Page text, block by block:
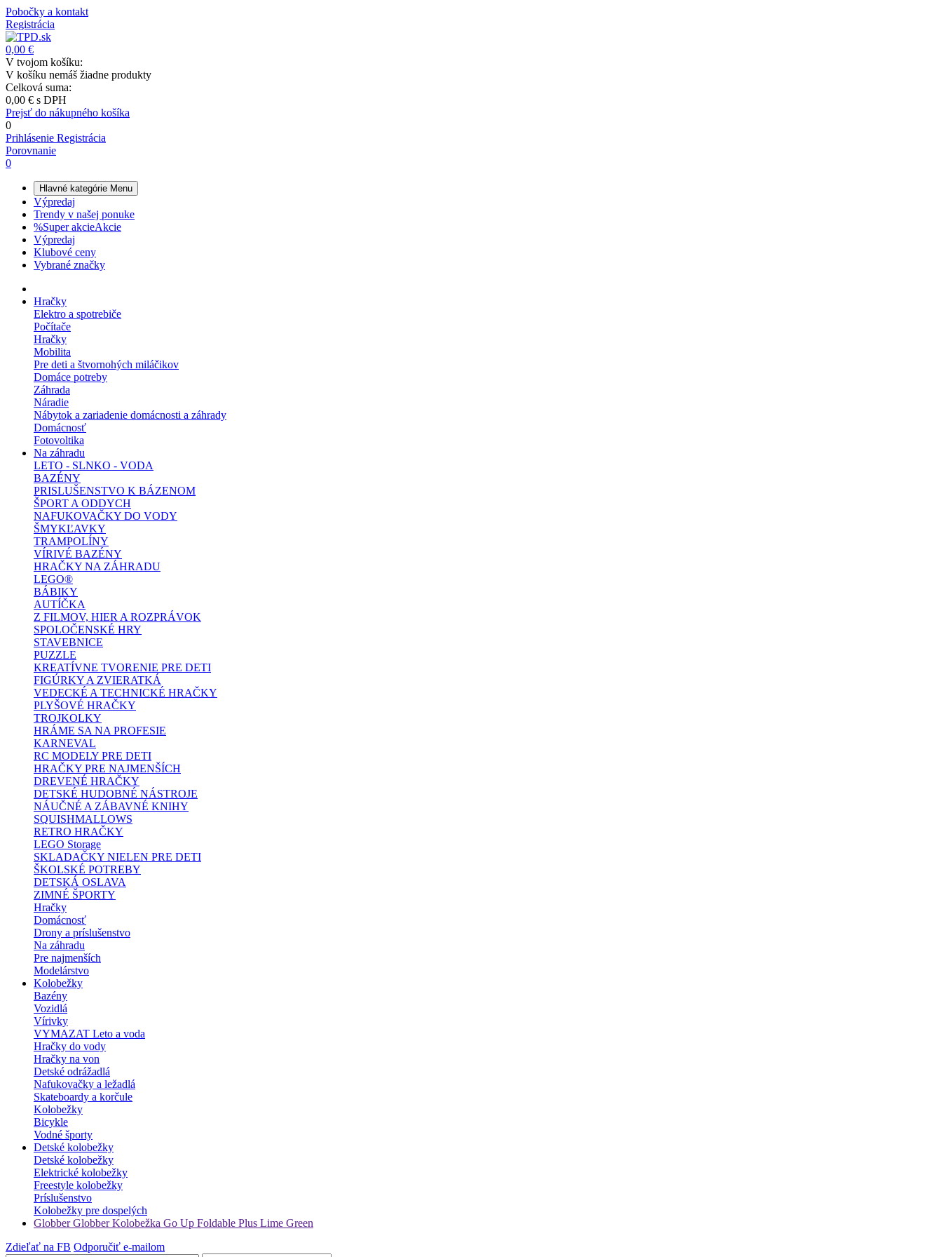
Pobočky a kontakt
Registrácia
0,00 €
V tvojom košíku:
V košíku nemáš žiadne produkty
Celková suma:
0,00 € s DPH
Prejsť do nákupného košíka
0
Prihlásenie Registrácia
Porovnanie
0
Hlavné kategórie Menu
Výpredaj
Trendy v našej ponuke
%Super akcieAkcie
Výpredaj
Klubové ceny
Vybrané značky
Hračky
Elektro a spotrebiče
Počítače
Hračky
Mobilita
Pre deti a štvornohých miláčikov
Domáce potreby
Záhrada
Náradie
Nábytok a zariadenie domácnosti a záhrady
Domácnosť
Fotovoltika
Na záhradu
LETO - SLNKO - VODA
BAZÉNY
PRISLUŠENSTVO K BÁZENOM
ŠPORT A ODDYCH
NAFUKOVAČKY DO VODY
ŠMYKĽAVKY
TRAMPOLÍNY
VÍRIVÉ BAZÉNY
HRAČKY NA ZÁHRADU
LEGO®
BÁBIKY
AUTÍČKA
Z FILMOV, HIER A ROZPRÁVOK
SPOLOČENSKÉ HRY
STAVEBNICE
PUZZLE
KREATÍVNE TVORENIE PRE DETI
FIGÚRKY A ZVIERATKÁ
VEDECKÉ A TECHNICKÉ HRAČKY
PLYŠOVÉ HRAČKY
TROJKOLKY
HRÁME SA NA PROFESIE
KARNEVAL
RC MODELY PRE DETI
HRAČKY PRE NAJMENŠÍCH
DREVENÉ HRAČKY
DETSKÉ HUDOBNÉ NÁSTROJE
NÁUČNÉ A ZÁBAVNÉ KNIHY
SQUISHMALLOWS
RETRO HRAČKY
LEGO Storage
SKLADAČKY NIELEN PRE DETI
ŠKOLSKÉ POTREBY
DETSKÁ OSLAVA
ZIMNÉ ŠPORTY
Hračky
Domácnosť
Drony a príslušenstvo
Na záhradu
Pre najmenších
Modelárstvo
Kolobežky
Bazény
Vozidlá
Vírivky
VYMAZAT Leto a voda
Hračky do vody
Hračky na von
Detské odrážadlá
Nafukovačky a ležadlá
Skateboardy a korčule
Kolobežky
Bicykle
Vodné športy
Detské kolobežky
Detské kolobežky
Elektrické kolobežky
Freestyle kolobežky
Príslušenstvo
Kolobežky pre dospelých
Globber Globber Kolobežka Go Up Foldable Plus Lime Green
Zdieľať na FB Odporučiť e-mailom